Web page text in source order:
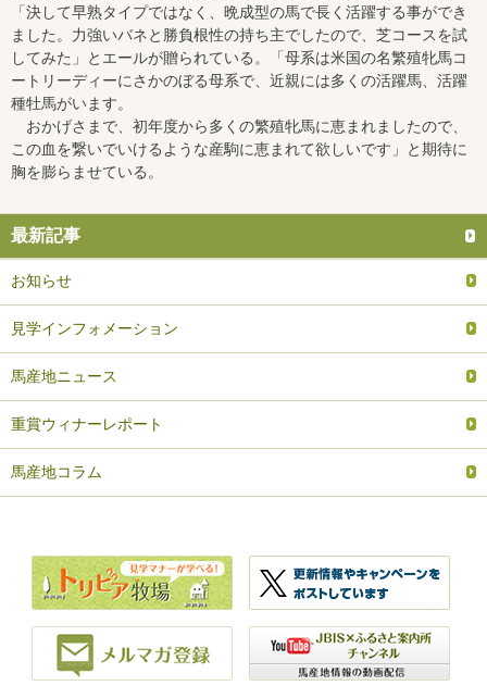
「決して早熟タイプではなく、晩成型の馬で長く活躍する事ができ
ました。力強いバネと勝負根性の持ち主でしたので、芝コースを試
してみた」とエールが贈られている。「母系は米国の名繁殖牝馬コ
ートリーディーにさかのぼる母系で、近親には多くの活躍馬、活躍
種牡馬がいます。
おかげさまで、初年度から多くの繁殖牝馬に恵まれましたので、
この血を繋いでいけるような産駒に恵まれて欲しいです」と期待に
胸を膨らませている。
最新記事
お知らせ
見学インフォメーション
馬産地ニュース
重賞ウィナーレポート
馬産地コラム